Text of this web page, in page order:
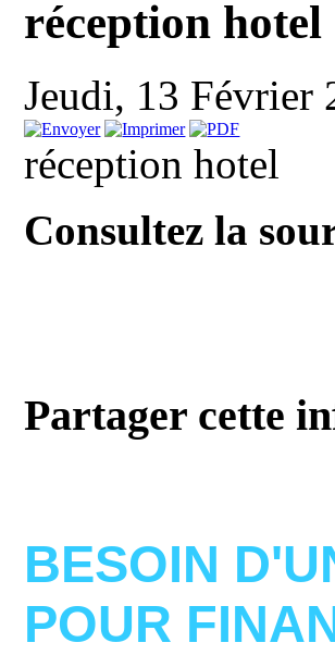
réception hotel
Jeudi, 13
réception hotel
Consultez la
Partager cette
BESOIN
POUR